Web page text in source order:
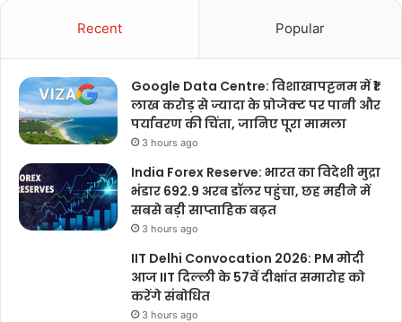
Recent Popular
Google Data Centre: विशाखापट्टनम में ₹1
लाख करोड़ से ज्यादा के प्रोजेक्ट पर पानी और
पर्यावरण की चिंता, जानिए पूरा मामला
3 hours ago
India Forex Reserve: भारत का विदेशी मुद्रा
भंडार 692.9 अरब डॉलर पहुंचा, छह महीने में
सबसे बड़ी साप्ताहिक बढ़त
3 hours ago
IIT Delhi Convocation 2026: PM मोदी
आज IIT दिल्ली के 57वें दीक्षांत समारोह को
करेंगे संबोधित
3 hours ago